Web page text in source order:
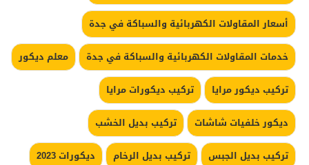
أسعار المقاولات الكهربائية والسباكة في جدة
خدمات المقاولات الكهربائية والسباكة في جدة
معلم ديكور
تركيب ديكور مرايا
تركيب ديكورات مرايا
ديكور خلفيات شاشات
تركيب بديل الخشب
تركيب بديل الجبس
تركيب بديل الرخام
ديكورات 2023